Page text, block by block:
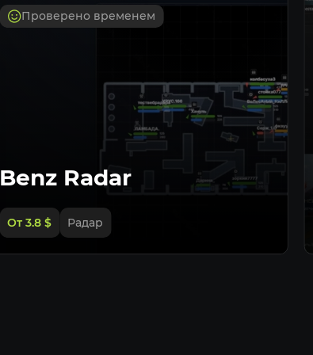
Проверено временем
Benz Radar
От 3.8 $ Радар